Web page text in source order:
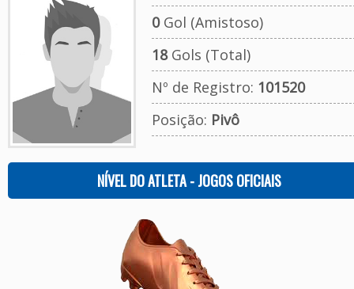
0Gol (Amistoso)
18Gols (Total)
Nº de Registro: 101520
Posição: Pivô
NÍVEL DO ATLETA - JOGOS OFICIAIS